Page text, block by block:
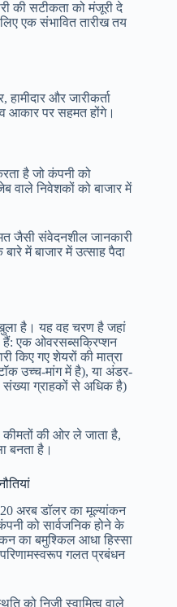
की सटीकता को मंजूरी दे
एक संभावित तारीख तय
और जारीकर्ता
आकार पर सहमत होंगे।
है जो कंपनी को
वाले निवेशकों को बाजार में
जैसी संवेदनशील जानकारी
में बाजार में उत्साह पैदा
है। यह वह चरण है जहां
हैं: एक ओवरसब्सक्रिप्शन
किए गए शेयरों की मात्रा
उच्च-मांग में है), या अंडर-
संख्या ग्राहकों से अधिक है)
की ओर ले जाता है,
बनता है।
अरब डॉलर का मूल्यांकन
को सार्वजनिक होने के
का बमुश्किल आधा हिस्सा
गलत प्रबंधन
को निजी स्वामित्व वाले